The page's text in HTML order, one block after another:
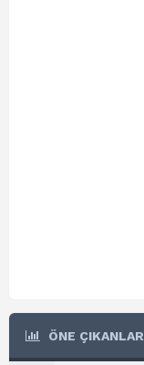
ÖNE ÇIKANLAR